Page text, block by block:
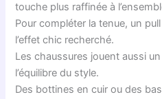
touche plus raffinée à
Pour compléter la tenue, un
l’effet chic recherché.
Les chaussures jouent aussi
l’équilibre du style.
Des bottines en cuir ou des